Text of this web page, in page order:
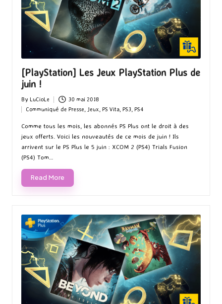
[PlayStation] Les Jeux PlayStation Plus de
juin !
Posted
by
By LuCioLe 30 mai 2018
in
Communiqué de Presse, Jeux,PS Vita,PS3,PS4
Comme tous les mois, les abonnés PS Plus ont le droit à des
jeux offerts. Voici les nouveautés de ce mois de juin ! Ils
arrivent sur le PS Plus le 5 juin : XCOM 2 (PS4) Trials Fusion
(PS4) Tom…
Read More